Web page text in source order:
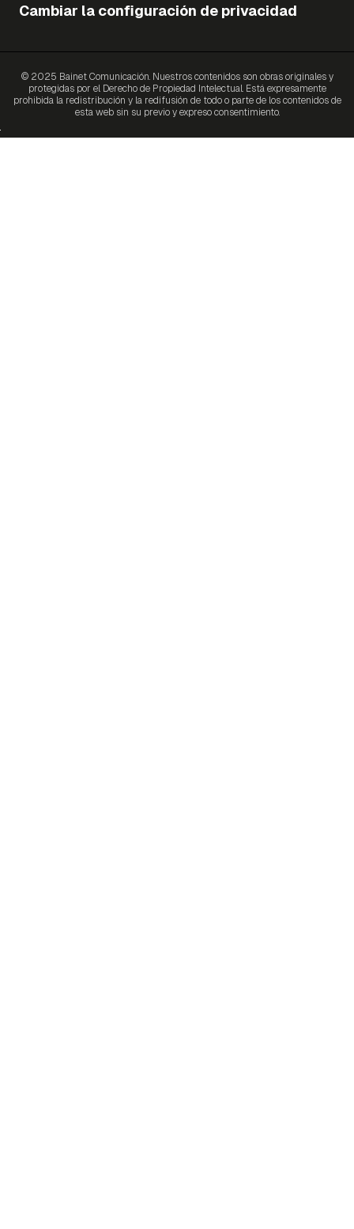
Cambiar la configuración de privacidad
© 2025 Bainet Comunicación. Nuestros contenidos son obras originales y
protegidas por el Derecho de Propiedad Intelectual. Está expresamente
prohibida la redistribución y la redifusión de todo o parte de los contenidos de
esta web sin su previo y expreso consentimiento.